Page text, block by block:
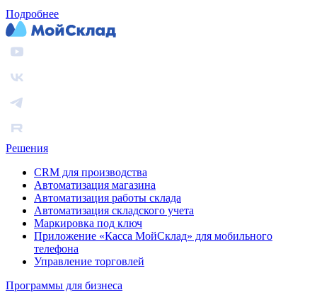
Подробнее
Решения
CRM для производства
Автоматизация магазина
Автоматизация работы склада
Автоматизация складского учета
Маркировка под ключ
Приложение «Касса МойСклад» для мобильного
телефона
Управление торговлей
Программы для бизнеса